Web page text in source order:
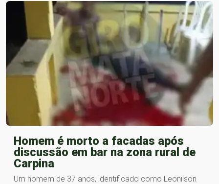
Homem é morto a facadas após
discussão em bar na zona rural de
Carpina
Um homem de 37 anos, identificado como Leonilson